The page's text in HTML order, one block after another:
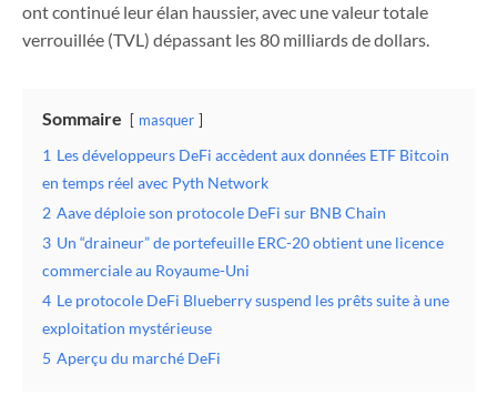
ont continué leur élan haussier, avec une valeur totale
verrouillée (TVL) dépassant les 80 milliards de dollars.
Sommaire masquer
1 Les développeurs DeFi accèdent aux données ETF Bitcoin
en temps réel avec Pyth Network
2 Aave déploie son protocole DeFi sur BNB Chain
3 Un “draineur” de portefeuille ERC-20 obtient une licence
commerciale au Royaume-Uni
4 Le protocole DeFi Blueberry suspend les prêts suite à une
exploitation mystérieuse
5 Aperçu du marché DeFi